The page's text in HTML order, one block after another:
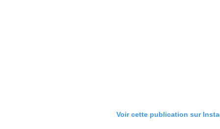
Voir cette publication sur